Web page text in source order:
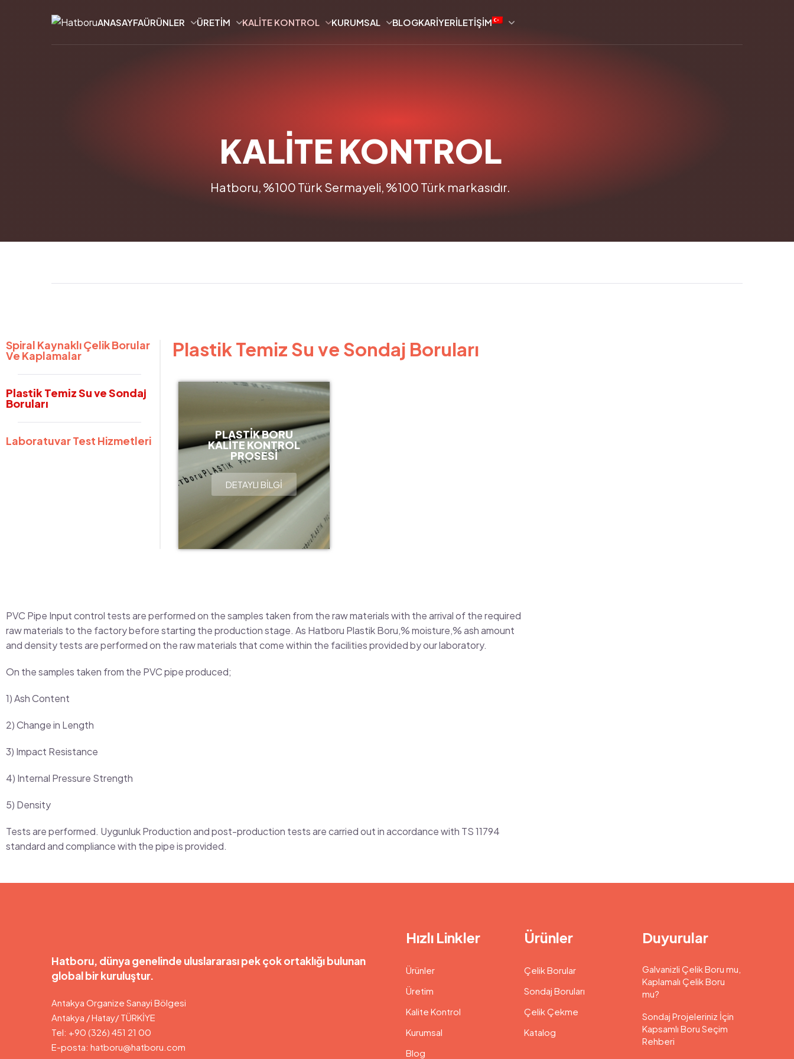
ANASAYFAÜRÜNLER ÜRETIM KALITE KONTROL KURUMSAL BLOGKARIYERİLETIŞIM
KALİTE KONTROL
Hatboru, %100 Türk Sermayeli, %100 Türk markasıdır.
Spiral Kaynaklı Çelik Borular
Ve Kaplamalar
Plastik Temiz Su ve Sondaj
Boruları
Laboratuvar Test Hizmetleri
Plastik Temiz Su ve Sondaj Boruları
PLASTIK BORU
KALITE KONTROL
PROSESI
DETAYLI BİLGİ
PVC Pipe Input control tests are performed on the samples taken from the raw materials with the arrival of the required
raw materials to the factory before starting the production stage. As Hatboru Plastik Boru,% moisture,% ash amount
and density tests are performed on the raw materials that come within the facilities provided by our laboratory.
On the samples taken from the PVC pipe produced;
1) Ash Content
2) Change in Length
3) Impact Resistance
4) Internal Pressure Strength
5) Density
Tests are performed. Uygunluk Production and post-production tests are carried out in accordance with TS 11794
standard and compliance with the pipe is provided.
Hatboru, dünya genelinde uluslararası pek çok ortaklığı bulunan
global bir kuruluştur.
Antakya Organize Sanayi Bölgesi
Antakya / Hatay/ TÜRKİYE
Tel: +90 (326) 451 21 00
E-posta: hatboru@hatboru.com
Hızlı Linkler
Ürünler
Üretim
Kalite Kontrol
Kurumsal
Blog
Ürünler
Çelik Borular
Sondaj Boruları
Çelik Çekme
Katalog
Duyurular
Galvanizli Çelik Boru mu,
Kaplamalı Çelik Boru
mu?
Sondaj Projeleriniz İçin
Kapsamlı Boru Seçim
Rehberi